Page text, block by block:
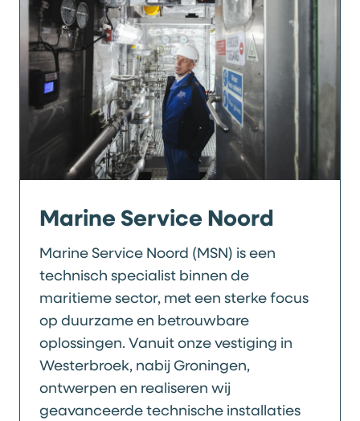
Marine Service Noord
Marine Service Noord (MSN) is een
technisch specialist binnen de
maritieme sector, met een sterke focus
op duurzame en betrouwbare
oplossingen. Vanuit onze vestiging in
Westerbroek, nabij Groningen,
ontwerpen en realiseren wij
geavanceerde technische installaties